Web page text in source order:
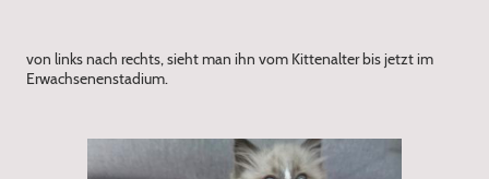
von links nach rechts, sieht man ihn vom Kittenalter bis jetzt im
Erwachsenenstadium.